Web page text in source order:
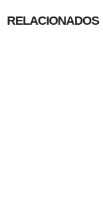
RELACIONADOS